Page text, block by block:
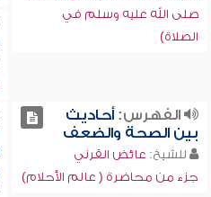
صلى الله عليه وسلم في
الصلاة)
الفهرس:أحاديث
بين الصحة والضعف
للشيخ: عائض القرني
جزء من محاضرة ( عالم الأحلام)